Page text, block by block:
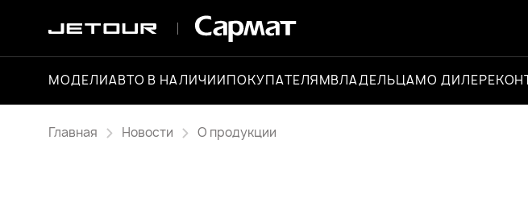
МОДЕЛИАВТО В НАЛИЧИИПОКУПАТЕЛЯМВЛАДЕЛЬЦАМО ДИЛЕРЕ
Главная Новости О продукции